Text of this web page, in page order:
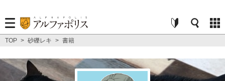
TOP > 砂礫レキ > 書籍